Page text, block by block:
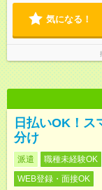
気になる！
日払いOK！ス
分け
派遣 職種未経験OK
WEB登録・面接OK